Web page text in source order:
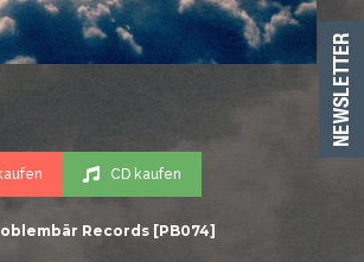
CD kaufen
Records [PB074]